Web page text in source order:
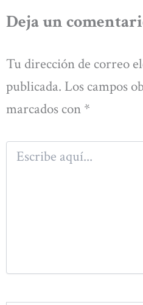
Deja un
Tu dirección de correo
publicada. Los campos
marcados con *
Escribe
aquí...